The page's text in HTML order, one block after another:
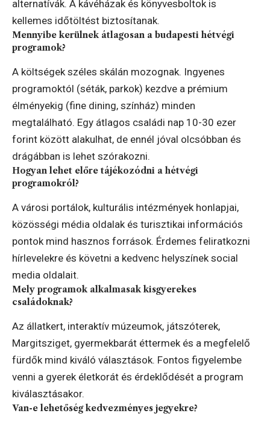
alternatívák. A kávéházak és könyvesboltok is
kellemes időtöltést biztosítanak.
Mennyibe kerülnek átlagosan a budapesti hétvégi
programok?
A költségek széles skálán mozognak. Ingyenes
programoktól (séták, parkok) kezdve a prémium
élményekig (fine dining, színház) minden
megtalálható. Egy átlagos családi nap 10-30 ezer
forint között alakulhat, de ennél jóval olcsóbban és
drágábban is lehet szórakozni.
Hogyan lehet előre tájékozódni a hétvégi
programokról?
A városi portálok, kulturális intézmények honlapjai,
közösségi média oldalak és turisztikai információs
pontok mind hasznos források. Érdemes feliratkozni
hírlevelekre és követni a kedvenc helyszínek social
media oldalait.
Mely programok alkalmasak kisgyerekes
családoknak?
Az állatkert, interaktív múzeumok, játszóterek,
Margitsziget, gyermekbarát éttermek és a megfelelő
fürdők mind kiváló választások. Fontos figyelembe
venni a gyerek életkorát és érdeklődését a program
kiválasztásakor.
Van-e lehetőség kedvezményes jegyekre?